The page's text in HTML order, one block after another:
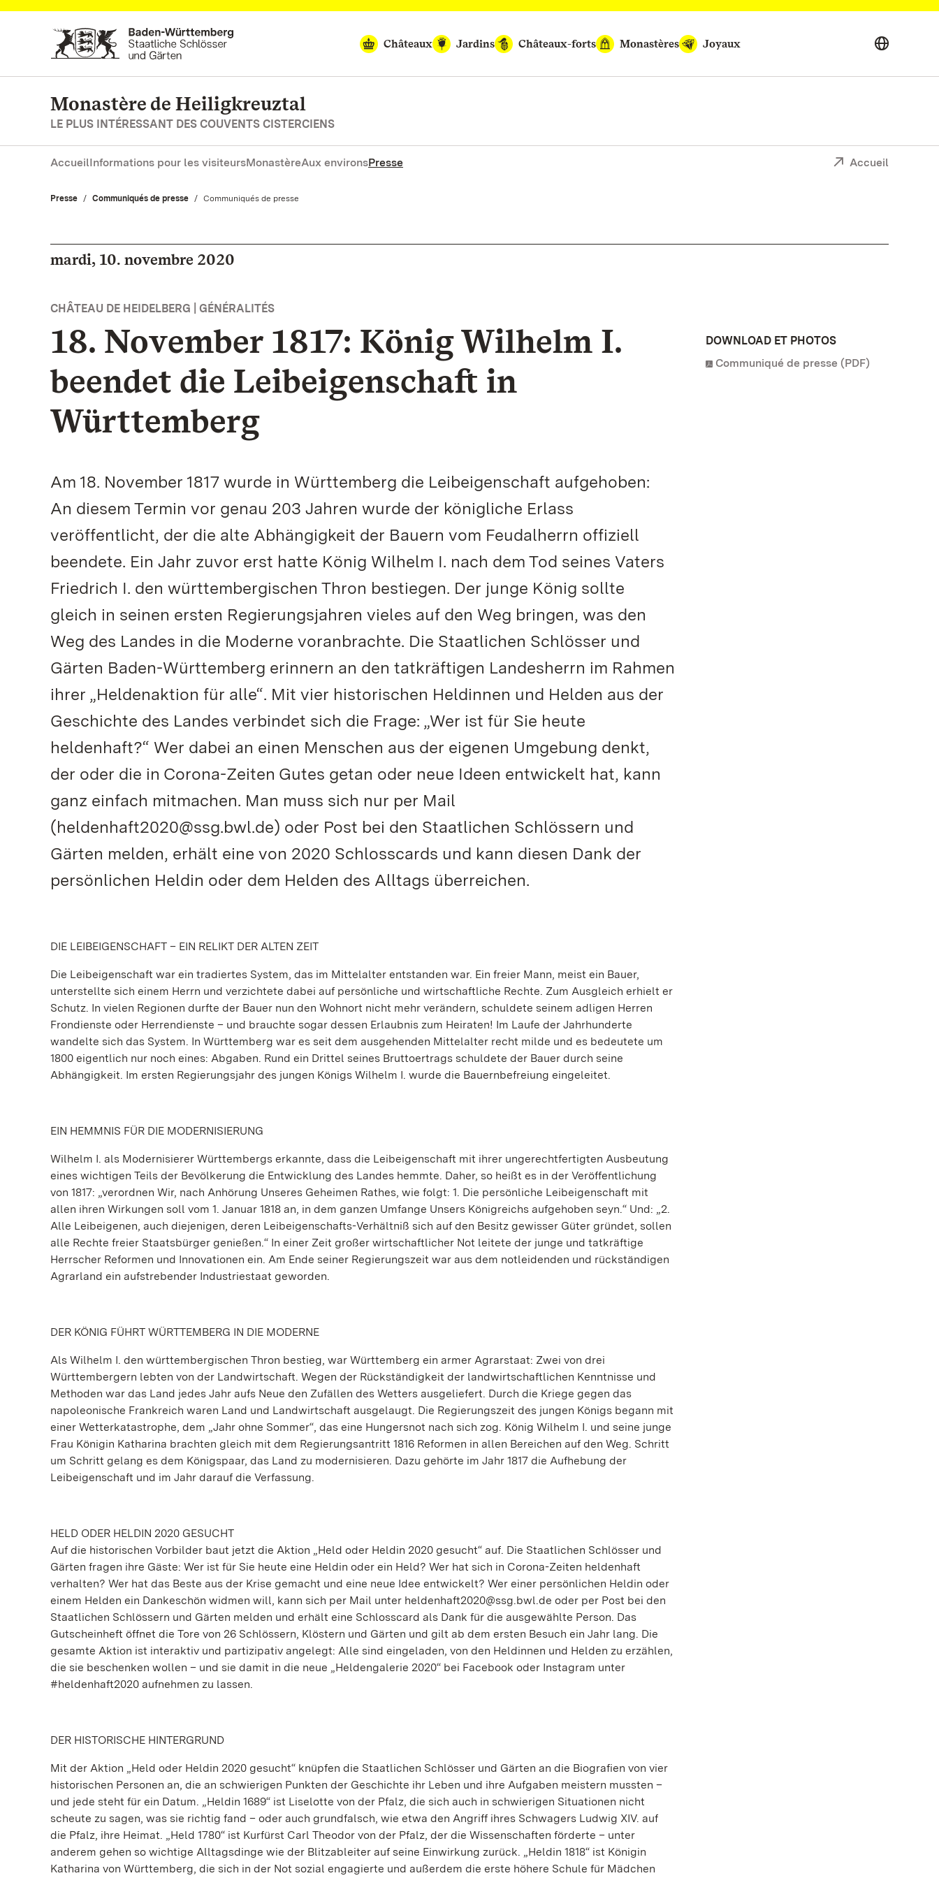
Vers la page d’accueil
Châteaux
Jardins Châteaux-forts Monastères Joyaux
Monastère de Heiligkreuztal
LE PLUS INTÉRESSANT DES COUVENTS CISTERCIENS
AccueilInformations pour les visiteursMonastèreAux environsPresse Accueil
Presse Communiqués de presse Actuel:
Communiqués de presse
mardi, 10. novembre 2020
CHÂTEAU DE HEIDELBERG | GÉNÉRALITÉS
18. November 1817: König Wilhelm I.
beendet die Leibeigenschaft in
Württemberg
Am 18. November 1817 wurde in Württemberg die Leibeigenschaft aufgehoben:
An diesem Termin vor genau 203 Jahren wurde der königliche Erlass
veröffentlicht, der die alte Abhängigkeit der Bauern vom Feudalherrn offiziell
beendete. Ein Jahr zuvor erst hatte König Wilhelm I. nach dem Tod seines Vaters
Friedrich I. den württembergischen Thron bestiegen. Der junge König sollte
gleich in seinen ersten Regierungsjahren vieles auf den Weg bringen, was den
Weg des Landes in die Moderne voranbrachte. Die Staatlichen Schlösser und
Gärten Baden-Württemberg erinnern an den tatkräftigen Landesherrn im Rahmen
ihrer „Heldenaktion für alle“. Mit vier historischen Heldinnen und Helden aus der
Geschichte des Landes verbindet sich die Frage: „Wer ist für Sie heute
heldenhaft?“ Wer dabei an einen Menschen aus der eigenen Umgebung denkt,
der oder die in Corona-Zeiten Gutes getan oder neue Ideen entwickelt hat, kann
ganz einfach mitmachen. Man muss sich nur per Mail
(heldenhaft2020@ssg.bwl.de) oder Post bei den Staatlichen Schlössern und
Gärten melden, erhält eine von 2020 Schlosscards und kann diesen Dank der
persönlichen Heldin oder dem Helden des Alltags überreichen.
DIE LEIBEIGENSCHAFT – EIN RELIKT DER ALTEN ZEIT
Die Leibeigenschaft war ein tradiertes System, das im Mittelalter entstanden war. Ein freier Mann, meist ein Bauer,
unterstellte sich einem Herrn und verzichtete dabei auf persönliche und wirtschaftliche Rechte. Zum Ausgleich erhielt er
Schutz. In vielen Regionen durfte der Bauer nun den Wohnort nicht mehr verändern, schuldete seinem adligen Herren
Frondienste oder Herrendienste – und brauchte sogar dessen Erlaubnis zum Heiraten! Im Laufe der Jahrhunderte
wandelte sich das System. In Württemberg war es seit dem ausgehenden Mittelalter recht milde und es bedeutete um
1800 eigentlich nur noch eines: Abgaben. Rund ein Drittel seines Bruttoertrags schuldete der Bauer durch seine
Abhängigkeit. Im ersten Regierungsjahr des jungen Königs Wilhelm I. wurde die Bauernbefreiung eingeleitet.
EIN HEMMNIS FÜR DIE MODERNISIERUNG
Wilhelm I. als Modernisierer Württembergs erkannte, dass die Leibeigenschaft mit ihrer ungerechtfertigten Ausbeutung
eines wichtigen Teils der Bevölkerung die Entwicklung des Landes hemmte. Daher, so heißt es in der Veröffentlichung
von 1817: „verordnen Wir, nach Anhörung Unseres Geheimen Rathes, wie folgt: 1. Die persönliche Leibeigenschaft mit
allen ihren Wirkungen soll vom 1. Januar 1818 an, in dem ganzen Umfange Unsers Königreichs aufgehoben seyn.“ Und: „2.
Alle Leibeigenen, auch diejenigen, deren Leibeigenschafts-Verhältniß sich auf den Besitz gewisser Güter gründet, sollen
alle Rechte freier Staatsbürger genießen.“ In einer Zeit großer wirtschaftlicher Not leitete der junge und tatkräftige
Herrscher Reformen und Innovationen ein. Am Ende seiner Regierungszeit war aus dem notleidenden und rückständigen
Agrarland ein aufstrebender Industriestaat geworden.
DER KÖNIG FÜHRT WÜRTTEMBERG IN DIE MODERNE
Als Wilhelm I. den württembergischen Thron bestieg, war Württemberg ein armer Agrarstaat: Zwei von drei
Württembergern lebten von der Landwirtschaft. Wegen der Rückständigkeit der landwirtschaftlichen Kenntnisse und
Methoden war das Land jedes Jahr aufs Neue den Zufällen des Wetters ausgeliefert. Durch die Kriege gegen das
napoleonische Frankreich waren Land und Landwirtschaft ausgelaugt. Die Regierungszeit des jungen Königs begann mit
einer Wetterkatastrophe, dem „Jahr ohne Sommer“, das eine Hungersnot nach sich zog. König Wilhelm I. und seine junge
Frau Königin Katharina brachten gleich mit dem Regierungsantritt 1816 Reformen in allen Bereichen auf den Weg. Schritt
um Schritt gelang es dem Königspaar, das Land zu modernisieren. Dazu gehörte im Jahr 1817 die Aufhebung der
Leibeigenschaft und im Jahr darauf die Verfassung.
HELD ODER HELDIN 2020 GESUCHT
Auf die historischen Vorbilder baut jetzt die Aktion „Held oder Heldin 2020 gesucht“ auf. Die Staatlichen Schlösser und
Gärten fragen ihre Gäste: Wer ist für Sie heute eine Heldin oder ein Held? Wer hat sich in Corona-Zeiten heldenhaft
verhalten? Wer hat das Beste aus der Krise gemacht und eine neue Idee entwickelt? Wer einer persönlichen Heldin oder
einem Helden ein Dankeschön widmen will, kann sich per Mail unter heldenhaft2020@ssg.bwl.de oder per Post bei den
Staatlichen Schlössern und Gärten melden und erhält eine Schlosscard als Dank für die ausgewählte Person. Das
Gutscheinheft öffnet die Tore von 26 Schlössern, Klöstern und Gärten und gilt ab dem ersten Besuch ein Jahr lang. Die
gesamte Aktion ist interaktiv und partizipativ angelegt: Alle sind eingeladen, von den Heldinnen und Helden zu erzählen,
die sie beschenken wollen – und sie damit in die neue „Heldengalerie 2020“ bei Facebook oder Instagram unter
#heldenhaft2020 aufnehmen zu lassen.
DER HISTORISCHE HINTERGRUND
Mit der Aktion „Held oder Heldin 2020 gesucht“ knüpfen die Staatlichen Schlösser und Gärten an die Biografien von vier
historischen Personen an, die an schwierigen Punkten der Geschichte ihr Leben und ihre Aufgaben meistern mussten –
und jede steht für ein Datum. „Heldin 1689“ ist Liselotte von der Pfalz, die sich auch in schwierigen Situationen nicht
scheute zu sagen, was sie richtig fand – oder auch grundfalsch, wie etwa den Angriff ihres Schwagers Ludwig XIV. auf
die Pfalz, ihre Heimat. „Held 1780“ ist Kurfürst Carl Theodor von der Pfalz, der die Wissenschaften förderte – unter
anderem gehen so wichtige Alltagsdinge wie der Blitzableiter auf seine Einwirkung zurück. „Heldin 1818“ ist Königin
Katharina von Württemberg, die sich in der Not sozial engagierte und außerdem die erste höhere Schule für Mädchen
DOWNLOAD ET PHOTOS
Communiqué de presse (PDF)